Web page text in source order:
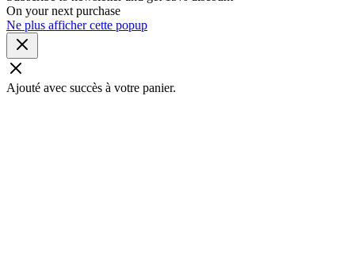
On your next purchase
Ne plus afficher cette popup
Ajouté avec succès à votre panier.